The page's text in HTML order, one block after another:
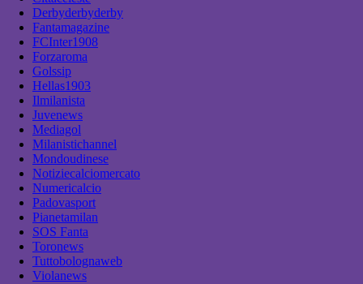
Derbyderbyderby
Fantamagazine
FCInter1908
Forzaroma
Golssip
Hellas1903
Ilmilanista
Juvenews
Mediagol
Milanistichannel
Mondoudinese
Notiziecalciomercato
Numericalcio
Padovasport
Pianetamilan
SOS Fanta
Toronews
Tuttobolognaweb
Violanews